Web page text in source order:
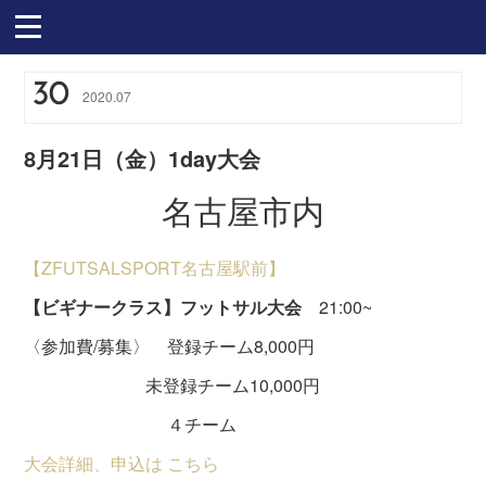
30 2020.07
8月21日（金）1day大会
名古屋市内
【ZFUTSALSPORT名古屋駅前】
【ビギナークラス】フットサル大会 21:00~
〈参加費/募集〉 登録チーム8,000円
未登録チーム10,000円
４チーム
大会詳細、申込は こちら